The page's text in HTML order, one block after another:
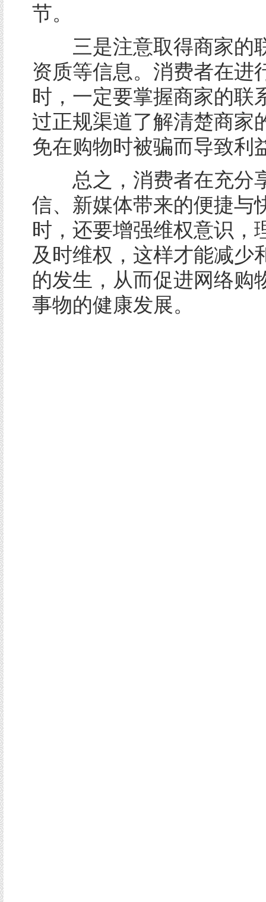
节。
三是注意取得商家的
资质等信息。消费者在进
时，一定要掌握商家的联
过正规渠道了解清楚商家
免在购物时被骗而导致利
总之，消费者在充分
信、新媒体带来的便捷与
时，还要增强维权意识，
及时维权，这样才能减少
的发生，从而促进网络购
事物的健康发展。